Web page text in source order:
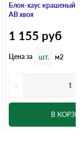
Блок-хаус крашеный
АВ хвоя
1 155 руб
Цена за шт. м2
-
В